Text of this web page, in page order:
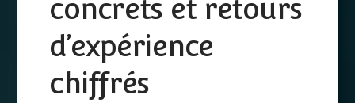
concrets et retours
d’expérience
chiffrés